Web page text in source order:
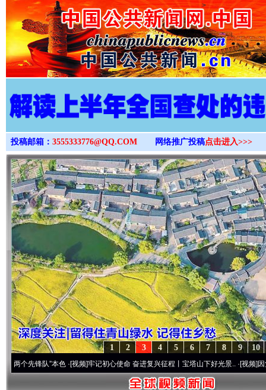
>
投稿邮箱： 3555333776@QQ.COM 网络推广投稿点击进入>>>
10
9
8
7
6
5
4
3
2
1
队”本色·[视频]牢记初心使命 奋进复兴征程丨宝塔山下好光景..·[视频]因党而生 为